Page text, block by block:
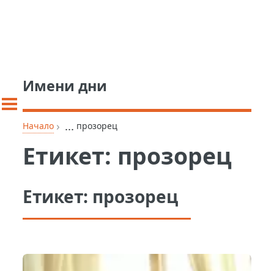
Имени дни
Начало › ... прозорец
Етикет: прозорец
Етикет: прозорец